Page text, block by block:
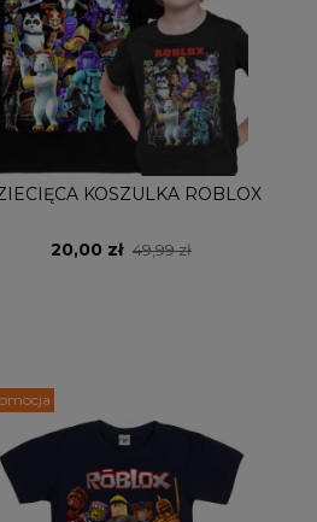
KOSZULKA ROBLOX
20,00 zł 49,99 zł